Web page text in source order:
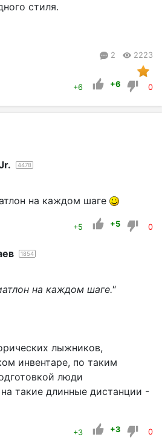
стиля.
2 2223
+6 +6 0
4478
на каждом шаге
+5 +5 0
1854
на каждом шаге."
лыжников,
инвентаре, по таким
люди
такие длинные дистанции -
+3 +3 0